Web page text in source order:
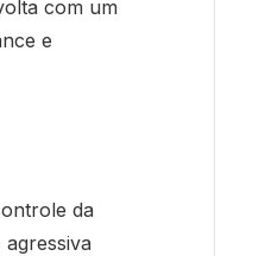
com um
e
da